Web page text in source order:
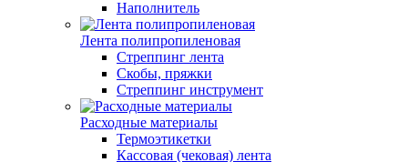
Наполнитель
Лента полипропиленовая
Стреппинг лента
Скобы, пряжки
Стреппинг инструмент
Расходные материалы
Термоэтикетки
Кассовая (чековая) лента